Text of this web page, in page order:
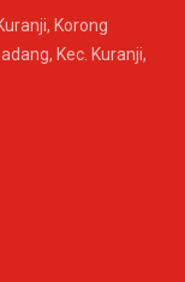
Korong
Kec. Kuranji,